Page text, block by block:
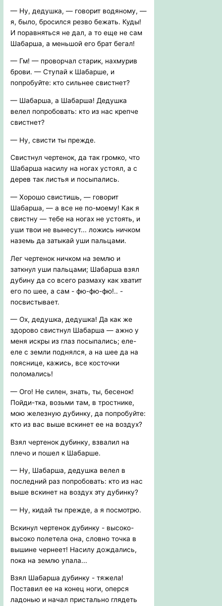
— Ну, дедушка, — говорит водяному, —
я, было, бросился резво бежать. Куды!
И поравняться не дал, а то еще не сам
Шабарша, а меньшой его брат бегал!
— Гм! — проворчал старик, нахмурив
брови. — Ступай к Шабарше, и
попробуйте: кто сильнее свистнет?
— Шабарша, а Шабарша! Дедушка
велел попробовать: кто из нас крепче
свистнет?
— Ну, свисти ты прежде.
Свистнул чертенок, да так громко, что
Шабарша насилу на ногах устоял, а с
дерев так листья и посыпались.
— Хорошо свистишь, — говорит
Шабарша, — а все не по-моему! Как я
свистну — тебе на ногах не устоять, и
уши твои не вынесут... ложись ничком
наземь да затыкай уши пальцами.
Лег чертенок ничком на землю и
заткнул уши пальцами; Шабарша взял
дубину да со всего размаху как хватит
его по шее, а сам - фю-фю-фю!.. -
посвистывает.
— Ох, дедушка, дедушка! Да как же
здорово свистнул Шабарша — ажно у
меня искры из глаз посыпались; еле-
еле с земли поднялся, а на шее да на
пояснице, кажись, все косточки
поломались!
— Ого! Не силен, знать, ты, бесенок!
Пойди-тка, возьми там, в тростнике,
мою железную дубинку, да попробуйте:
кто из вас выше вскинет ее на воздух?
Взял чертенок дубинку, взвалил на
плечо и пошел к Шабарше.
— Ну, Шабарша, дедушка велел в
последний раз попробовать: кто из нас
выше вскинет на воздух эту дубинку?
— Ну, кидай ты прежде, а я посмотрю.
Вскинул чертенок дубинку - высоко-
высоко полетела она, словно точка в
вышине чернеет! Насилу дождались,
пока на землю упала...
Взял Шабарша дубинку - тяжела!
Поставил ее на конец ноги, оперся
ладонью и начал пристально глядеть